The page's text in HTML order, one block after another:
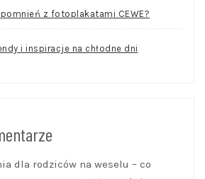
z fotoplakatami CEWE?
i inspiracje na chłodne dni
dla rodziców na weselu – co